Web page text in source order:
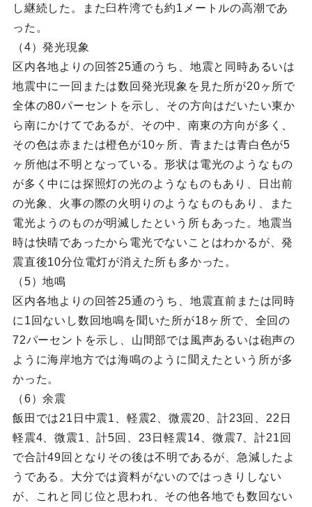
し継続した。また臼杵湾でも約1メートルの高潮であ
った。
（4）発光現象
区内各地よりの回答25通のうち、地震と同時あるいは
地震中に一回または数回発光現象を見た所が20ヶ所で
全体の80パーセントを示し、その方向はだいたい東か
ら南にかけてであるが、その中、南東の方向が多く、
その色は赤または橙色が10ヶ所、青または青白色が5
ヶ所他は不明となっている。形状は電光のようなもの
が多く中には探照灯の光のようなものもあり、日出前
の光象、火事の際の火明りのようなものもあり、また
電光ようのものが明滅したという所もあった。地震当
時は快晴であったから電光でないことはわかるが、発
震直後10分位電灯が消えた所も多かった。
（5）地鳴
区内各地よりの回答25通のうち、地震直前または同時
に1回ないし数回地鳴を聞いた所が18ヶ所で、全回の
72パーセントを示し、山間部では風声あるいは砲声の
ように海岸地方では海鳴のように聞えたという所が多
かった。
（6）余震
飯田では21日中震1、軽震2、微震20、計23回、22日
軽震4、微震1、計5回、23日軽震14、微震7、計21回
で合計49回となりその後は不明であるが、急減したよ
うである。大分では資料がないのではっきりしない
が、これと同じ位と思われ、その他各地でも数回ない